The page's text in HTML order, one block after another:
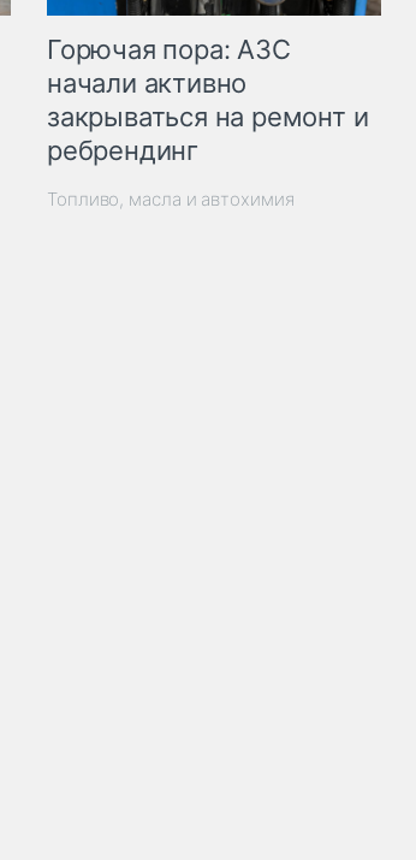
Горючая пора: АЗС
начали активно
закрываться на ремонт и
ребрендинг
Топливо, масла и автохимия